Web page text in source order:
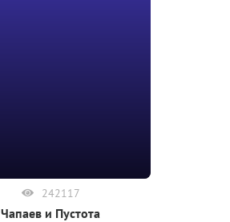
242117
Чапаев и Пустота